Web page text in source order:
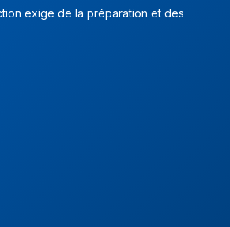
exige de la préparation et des